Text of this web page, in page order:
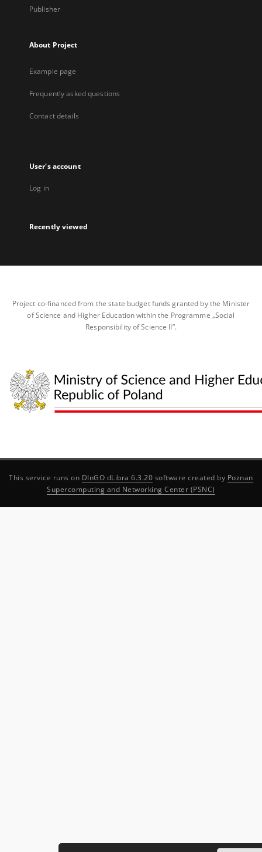
Publisher
About Project
Example page
Frequently asked questions
Contact details
User's account
Log in
Recently viewed
Project co-financed from the state budget funds granted by the Minister
of Science and Higher Education within the Programme „Social
Responsibility of Science II”.
This service runs on DInGO dLibra 6.3.20 software created by Poznan
Supercomputing and Networking Center (PSNC)